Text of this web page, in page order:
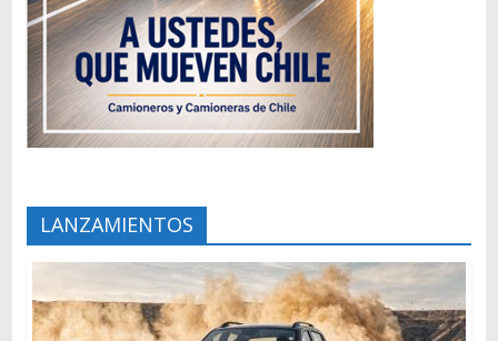
LANZAMIENTOS